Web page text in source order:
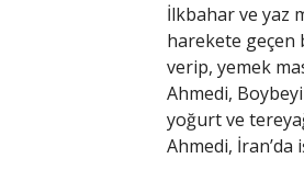
İlkbahar ve yaz
harekete geçen
verip, yemek
Ahmedi,
yoğurt ve
Ahmedi, İran’da